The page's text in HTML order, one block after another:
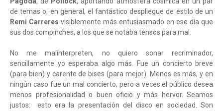
de temas o, en general, el fantástico despliegue de estilo de un
Remi Carreres visiblemente más entusiasmado en ese día que
sus dos compinches, a los que se notaba tensos para mal.
No me malinterpreten, no quiero sonar recriminador,
sencillamente yo esperaba algo más. Fue un concierto breve
(para bien) y carente de bises (para mejor). Menos es más, y en
ningún caso fue un mal concierto, pero a veces el público desea
menos profesionalidad o buen oficio y más hervor. Seamos
justos: esto era la presentación del disco en sociedad. Son